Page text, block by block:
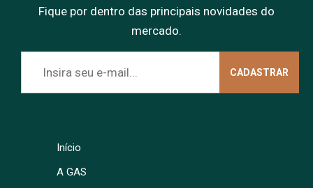
Fique por dentro das principais novidades do
mercado.
Início
A GAS